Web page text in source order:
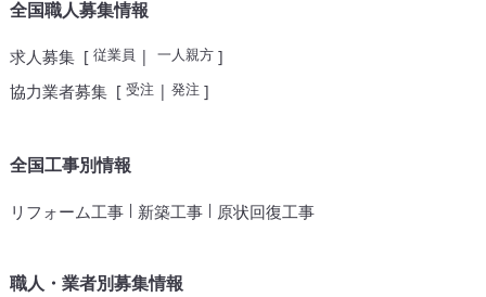
全国職人募集情報
求人募集[ 従業員| 一人親方]
協力業者募集[ 受注| 発注]
全国工事別情報
リフォーム工事| 新築工事| 原状回復工事
職人・業者別募集情報